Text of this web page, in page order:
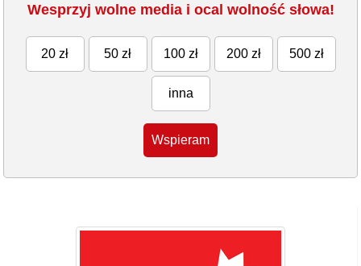
Wesprzyj wolne media i ocal wolność słowa!
20 zł 50 zł 100 zł 200 zł 500 zł
inna
Wspieram